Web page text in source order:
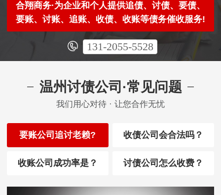
合翔商务·为企业和个人提供追债、讨债、要债、
要账、讨账、追账、收债、收账等债务催收服务!
131-2055-5528
温州讨债公司·常见问题
我们用心对待 · 让您合作无忧
要账公司追讨老赖? 收债公司会合法吗？
收账公司成功率是？ 讨债公司怎么收费？